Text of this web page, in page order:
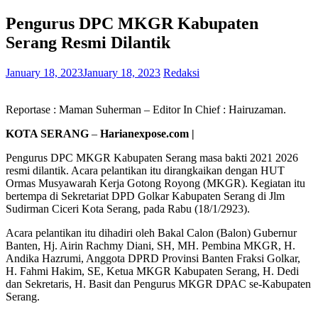
Pengurus DPC MKGR Kabupaten
Serang Resmi Dilantik
January 18, 2023January 18, 2023 Redaksi
Reportase : Maman Suherman – Editor In Chief : Hairuzaman.
KOTA SERANG – Harianexpose.com |
Pengurus DPC MKGR Kabupaten Serang masa bakti 2021 2026
resmi dilantik. Acara pelantikan itu dirangkaikan dengan HUT
Ormas Musyawarah Kerja Gotong Royong (MKGR). Kegiatan itu
bertempa di Sekretariat DPD Golkar Kabupaten Serang di Jlm
Sudirman Ciceri Kota Serang, pada Rabu (18/1/2923).
Acara pelantikan itu dihadiri oleh Bakal Calon (Balon) Gubernur
Banten, Hj. Airin Rachmy Diani, SH, MH. Pembina MKGR, H.
Andika Hazrumi, Anggota DPRD Provinsi Banten Fraksi Golkar,
H. Fahmi Hakim, SE, Ketua MKGR Kabupaten Serang, H. Dedi
dan Sekretaris, H. Basit dan Pengurus MKGR DPAC se-Kabupaten
Serang.